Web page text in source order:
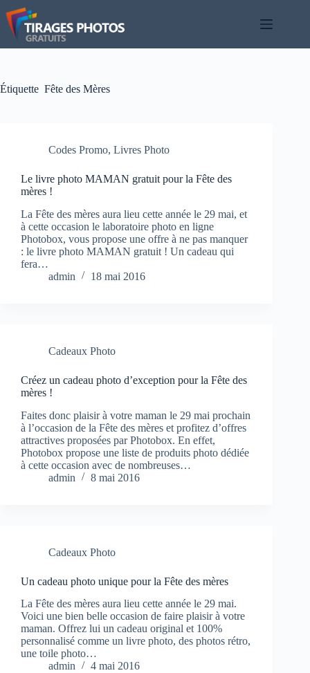
Passer
au
contenu
Étiquette Fête des Mères
Codes Promo, Livres Photo
Le livre photo MAMAN gratuit pour la Fête des
mères !
La Fête des mères aura lieu cette année le 29 mai, et
à cette occasion le laboratoire photo en ligne
Photobox, vous propose une offre à ne pas manquer
: le livre photo MAMAN gratuit ! Un cadeau qui
fera…
admin
18 mai 2016
Cadeaux Photo
Créez un cadeau photo d’exception pour la Fête des
mères !
Faites donc plaisir à votre maman le 29 mai prochain
à l’occasion de la Fête des mères et profitez d’offres
attractives proposées par Photobox. En effet,
Photobox propose une liste de produits photo dédiée
à cette occasion avec de nombreuses…
admin
8 mai 2016
Cadeaux Photo
Un cadeau photo unique pour la Fête des mères
La Fête des mères aura lieu cette année le 29 mai.
Voici une bien belle occasion de faire plaisir à votre
maman. Offrez lui un cadeau original et 100%
personnalisé comme un livre photo, des photos rétro,
une toile photo…
admin
4 mai 2016